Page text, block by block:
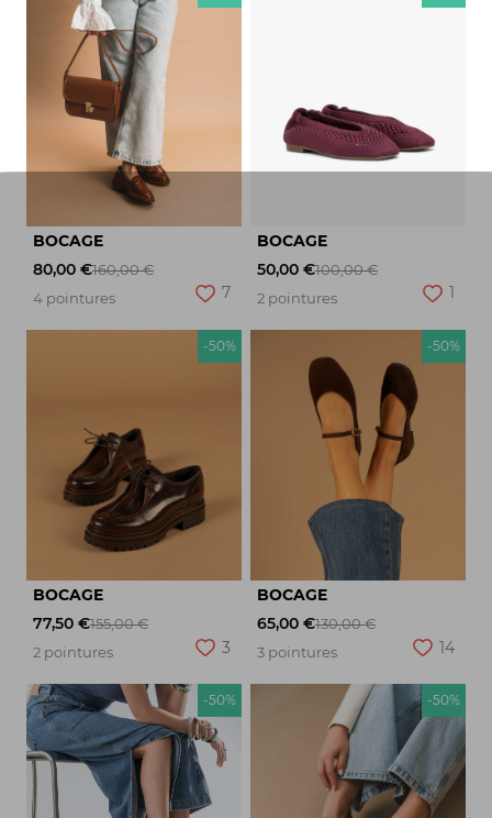
BOCAGE
80,00 €160,00 €
4 pointures
7
BOCAGE
50,00 €100,00 €
2 pointures
1
-50%
BOCAGE
77,50 €155,00 €
2 pointures
3
-50%
BOCAGE
65,00 €130,00 €
3 pointures
14
-50% -50%